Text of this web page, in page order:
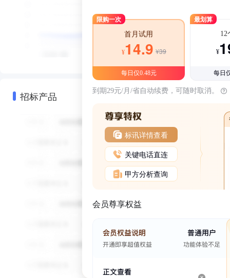
招标产品
限购一次
首月试用
¥14.9 ¥39
每日仅0.48元
最划算
12
¥
每日
到期29元/月/省自动续费，可随时取消。
标讯详情查看
关键电话直连
甲方分析查询
会员尊享权益